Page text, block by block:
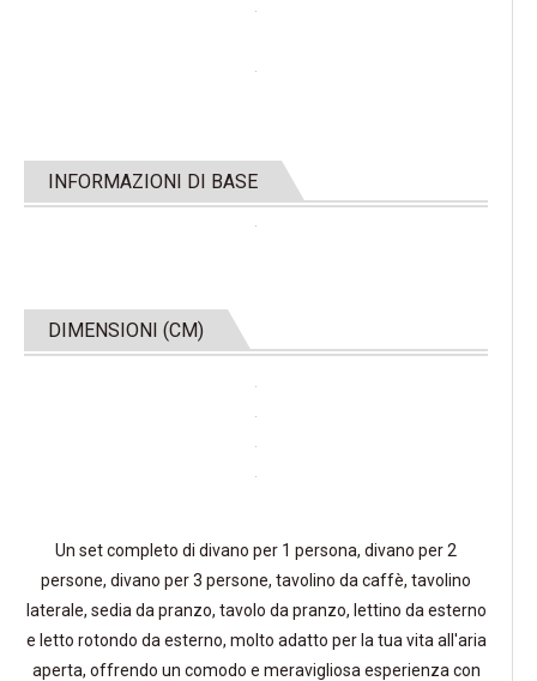
INFORMAZIONI DI BASE
DIMENSIONI (CM)
Un set completo di divano per 1 persona, divano per 2
persone, divano per 3 persone, tavolino da caffè, tavolino
laterale, sedia da pranzo, tavolo da pranzo, lettino da esterno
e letto rotondo da esterno, molto adatto per la tua vita all'aria
aperta, offrendo un comodo e meravigliosa esperienza con